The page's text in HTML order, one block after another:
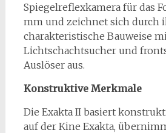
Spiegelreflexkamera für das
mm und zeichnet sich durch
charakteristische Bauweise
Lichtschachtsucher und
Auslöser aus.
Konstruktive Merkmale
Die Exakta II basiert
auf der Kine Exakta,